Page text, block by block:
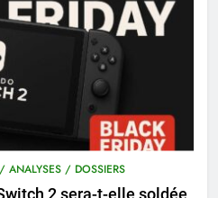
ANALYSES / DOSSIERS
2 sera-t-elle soldée